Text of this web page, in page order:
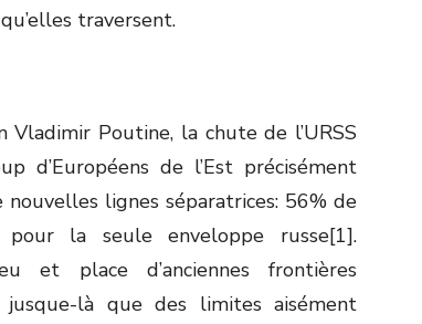
traversent.
Vladimir Poutine, la chute de l’URSS
d’Européens de l’Est précisément
nouvelles lignes séparatrices: 56% de
pour la seule enveloppe russe[1].
et place d’anciennes frontières
là que des limites aisément